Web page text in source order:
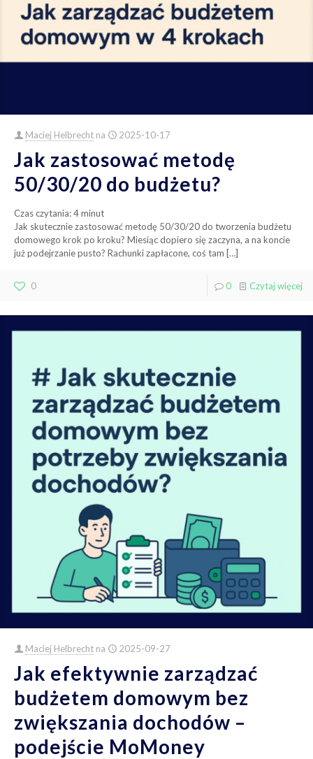
Maciej Helbrecht na 2025-10-17
Jak zastosować metodę
50/30/20 do budżetu?
Czas czytania:4minut
Jak skutecznie zastosować metodę 50/30/20 do tworzenia budżetu
domowego krok po kroku? Miesiąc dopiero się zaczyna, a na koncie
już podejrzanie pusto? Rachunki zapłacone, coś tam […]
0 0 Czytaj więcej
Maciej Helbrecht na 2025-09-27
Jak efektywnie zarządzać
budżetem domowym bez
zwiększania dochodów –
podejście MoMoney